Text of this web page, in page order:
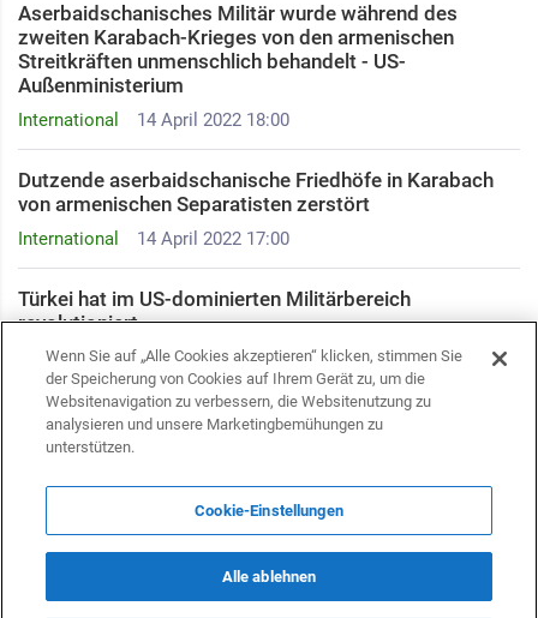
International 14 April 2022 18:00
Aserbaidschanisches Militär wurde während des
zweiten Karabach-Krieges von den armenischen
Streitkräften unmenschlich behandelt - US-
Außenministerium
International 14 April 2022 17:00
Dutzende aserbaidschanische Friedhöfe in Karabach
von armenischen Separatisten zerstört
International 13 April 2022 14:40
Türkei hat im US-dominierten Militärbereich
revolutioniert
Paschinjan erkannte die Verluste von Armenien im
zweiten Karabach-Krieg an
13 April 2022 09:12
Die „Zeitenwende“ als Chance für den Südkaukasus?
Wenn Sie auf „Alle Cookies akzeptieren“ klicken, stimmen Sie
der Speicherung von Cookies auf Ihrem Gerät zu, um die
Websitenavigation zu verbessern, die Websitenutzung zu
analysieren und unsere Marketingbemühungen zu
unterstützen.
Cookie-Einstellungen
Alle ablehnen